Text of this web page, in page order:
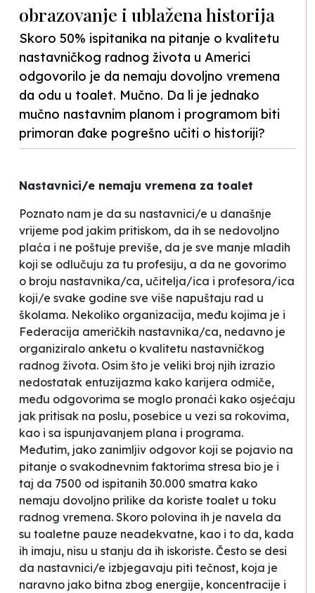
obrazovanje i ublažena historija
Skoro 50% ispitanika na pitanje o kvalitetu
nastavničkog radnog života u Americi
odgovorilo je da nemaju dovoljno vremena
da odu u toalet. Mučno. Da li je jednako
mučno nastavnim planom i programom biti
primoran đake pogrešno učiti o historiji?
Nastavnici/e nemaju vremena za toalet
Poznato nam je da su nastavnici/e u današnje
vrijeme pod jakim pritiskom, da ih se nedovoljno
plaća i ne poštuje previše, da je sve manje mladih
koji se odlučuju za tu profesiju, a da ne govorimo
o broju nastavnika/ca, učitelja/ica i profesora/ica
koji/e svake godine sve više napuštaju rad u
školama. Nekoliko organizacija, među kojima je i
Federacija američkih nastavnika/ca, nedavno je
organiziralo anketu o kvalitetu nastavničkog
radnog života. Osim što je veliki broj njih izrazio
nedostatak entuzijazma kako karijera odmiče,
među odgovorima se moglo pronaći kako osjećaju
jak pritisak na poslu, posebice u vezi sa rokovima,
kao i sa ispunjavanjem plana i programa.
Međutim, jako zanimljiv odgovor koji se pojavio na
pitanje o svakodnevnim faktorima stresa bio je i
taj da 7500 od ispitanih 30.000 smatra kako
nemaju dovoljno prilike da koriste toalet u toku
radnog vremena. Skoro polovina ih je navela da
su toaletne pauze neadekvatne, kao i to da, kada
ih imaju, nisu u stanju da ih iskoriste. Često se desi
da nastavnici/e izbjegavaju piti tečnost, koja je
naravno jako bitna zbog energije, koncentracije i